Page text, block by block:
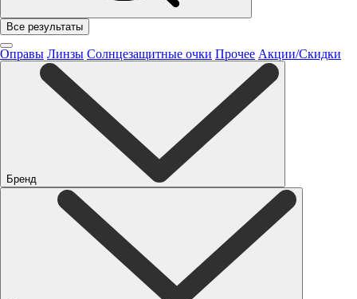
Все результаты
Оправы Линзы Солнцезащитные очки Прочее Акции/Скидки
Бренд